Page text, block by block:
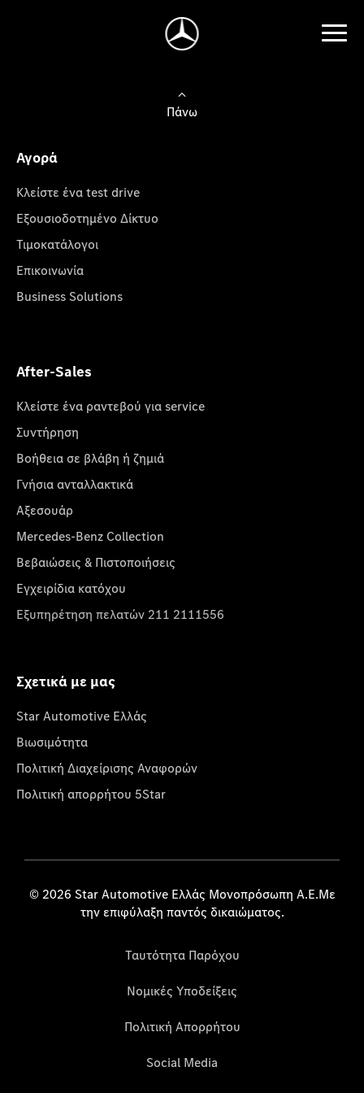
Πάνω
Αγορά
Κλείστε ένα test drive
Εξουσιοδοτημένο Δίκτυο
Τιμοκατάλογοι
Επικοινωνία
Business Solutions
After-Sales
Κλείστε ένα ραντεβού για service
Συντήρηση
Βοήθεια σε βλάβη ή ζημιά
Γνήσια ανταλλακτικά
Αξεσουάρ
Mercedes-Benz Collection
Βεβαιώσεις & Πιστοποιήσεις
Εγχειρίδια κατόχου
Εξυπηρέτηση πελατών 211 2111556
Σχετικά με μας
Star Automotive Ελλάς
Βιωσιμότητα
Πολιτική Διαχείρισης Αναφορών
Πολιτική απορρήτου 5Star
© 2026 Star Automotive Ελλάς Μονοπρόσωπη Α.Ε.Με
την επιφύλαξη παντός δικαιώματος.
Ταυτότητα Παρόχου
Νομικές Υποδείξεις
Πολιτική Απορρήτου
Social Media